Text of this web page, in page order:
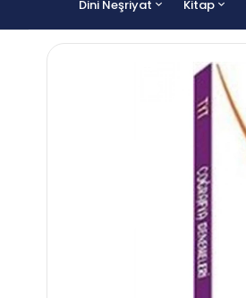
Dini Neşriyat Kitap